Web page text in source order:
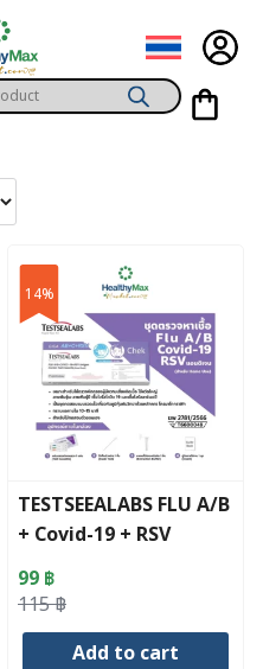
14%
TESTSEEALABS FLU A/B
+ Covid-19 + RSV
Antigen (Nasal)
115฿
Original
price
99 ฿
Current
price
Add to cart